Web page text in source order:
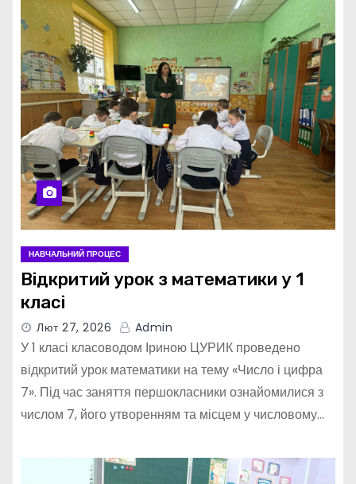
НАВЧАЛЬНИЙ ПРОЦЕС
Відкритий урок з математики у 1
класі
Лют 27, 2026 Admin
У 1 класі класоводом Іриною ЦУРИК проведено
відкритий урок математики на тему «Число і цифра
7». Під час заняття першокласники ознайомилися з
числом 7, його утворенням та місцем у числовому…